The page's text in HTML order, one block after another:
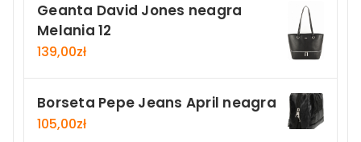
Geanta David Jones neagra
Melania 12
139,00zł
Borseta Pepe Jeans April neagra
105,00zł